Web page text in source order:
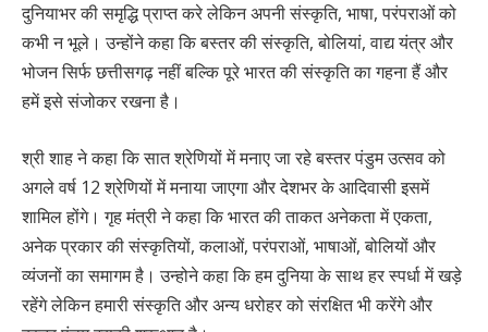
दुनियाभर की समृद्धि प्राप्त करे लेकिन अपनी संस्कृति, भाषा, परंपराओं को
कभी न भूले। उन्होंने कहा कि बस्तर की संस्कृति, बोलियां, वाद्य यंत्र और
भोजन सिर्फ छत्तीसगढ़ नहीं बल्कि पूरे भारत की संस्कृति का गहना हैं और
हमें इसे संजोकर रखना है।
श्री शाह ने कहा कि सात श्रेणियों में मनाए जा रहे बस्तर पंडुम उत्सव को
अगले वर्ष 12 श्रेणियों में मनाया जाएगा और देशभर के आदिवासी इसमें
शामिल होंगे। गृह मंत्री ने कहा कि भारत की ताकत अनेकता में एकता,
अनेक प्रकार की संस्कृतियों, कलाओं, परंपराओं, भाषाओं, बोलियों और
व्यंजनों का समागम है। उन्होने कहा कि हम दुनिया के साथ हर स्पर्धा में खड़े
रहेंगे लेकिन हमारी संस्कृति और अन्य धरोहर को संरक्षित भी करेंगे और